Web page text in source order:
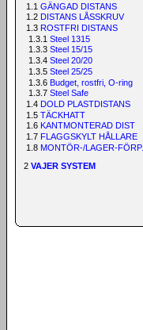
1.1 GÄNGAD DISTANS
1.2 DISTANS LÅSSKRUV
1.3 ROSTFRI DISTANS
1.3.1 Steel 1315
1.3.3 Steel 15/15
1.3.4 Steel 20/20
1.3.5 Steel 25/25
1.3.6 Budget, rostfri, O-ring
1.3.7 Steel Safe
1.4 DOLD PLASTDISTANS
1.5 TÄCKHATT
1.6 KANTMONTERAD DIST
1.7 FLAGGSKYLT HÅLLARE
1.8 MONTÖR-/LAGER-FÖRP.
2 VAJER SYSTEM